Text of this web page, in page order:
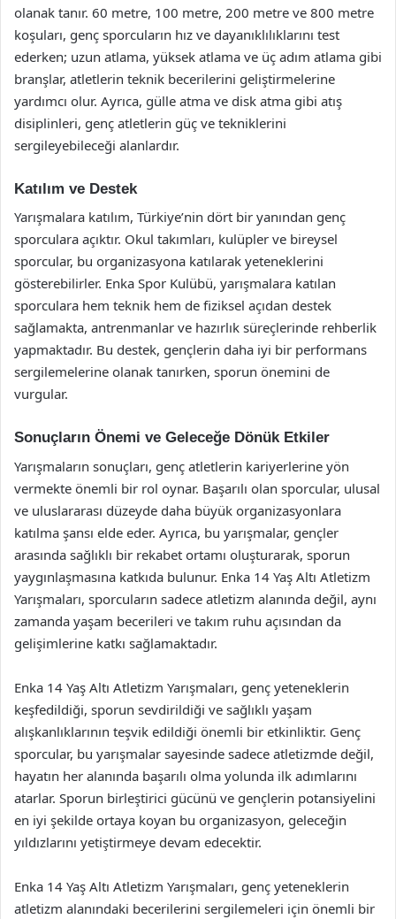
olanak tanır. 60 metre, 100 metre, 200 metre ve 800 metre
koşuları, genç sporcuların hız ve dayanıklılıklarını test
ederken; uzun atlama, yüksek atlama ve üç adım atlama gibi
branşlar, atletlerin teknik becerilerini geliştirmelerine
yardımcı olur. Ayrıca, gülle atma ve disk atma gibi atış
disiplinleri, genç atletlerin güç ve tekniklerini
sergileyebileceği alanlardır.
Katılım ve Destek
Yarışmalara katılım, Türkiye’nin dört bir yanından genç
sporculara açıktır. Okul takımları, kulüpler ve bireysel
sporcular, bu organizasyona katılarak yeteneklerini
gösterebilirler. Enka Spor Kulübü, yarışmalara katılan
sporculara hem teknik hem de fiziksel açıdan destek
sağlamakta, antrenmanlar ve hazırlık süreçlerinde rehberlik
yapmaktadır. Bu destek, gençlerin daha iyi bir performans
sergilemelerine olanak tanırken, sporun önemini de
vurgular.
Sonuçların Önemi ve Geleceğe Dönük Etkiler
Yarışmaların sonuçları, genç atletlerin kariyerlerine yön
vermekte önemli bir rol oynar. Başarılı olan sporcular, ulusal
ve uluslararası düzeyde daha büyük organizasyonlara
katılma şansı elde eder. Ayrıca, bu yarışmalar, gençler
arasında sağlıklı bir rekabet ortamı oluşturarak, sporun
yaygınlaşmasına katkıda bulunur. Enka 14 Yaş Altı Atletizm
Yarışmaları, sporcuların sadece atletizm alanında değil, aynı
zamanda yaşam becerileri ve takım ruhu açısından da
gelişimlerine katkı sağlamaktadır.
Enka 14 Yaş Altı Atletizm Yarışmaları, genç yeteneklerin
keşfedildiği, sporun sevdirildiği ve sağlıklı yaşam
alışkanlıklarının teşvik edildiği önemli bir etkinliktir. Genç
sporcular, bu yarışmalar sayesinde sadece atletizmde değil,
hayatın her alanında başarılı olma yolunda ilk adımlarını
atarlar. Sporun birleştirici gücünü ve gençlerin potansiyelini
en iyi şekilde ortaya koyan bu organizasyon, geleceğin
yıldızlarını yetiştirmeye devam edecektir.
Enka 14 Yaş Altı Atletizm Yarışmaları, genç yeteneklerin
atletizm alanındaki becerilerini sergilemeleri için önemli bir